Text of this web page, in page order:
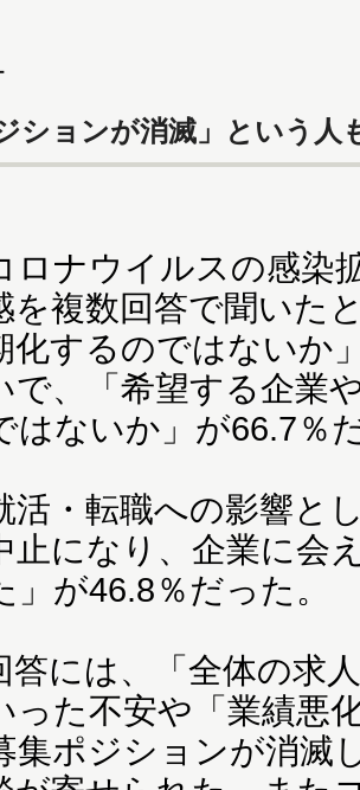
ションが消滅」という人
ナウイルスの感染
を複数回答で聞いた
化するのではないか
で、「希望する企業
はないか」が66.7％
・転職への影響と
止になり、企業に会
」が46.8％だった。
には、「全体の求
った不安や「業績悪
集ポジションが消滅